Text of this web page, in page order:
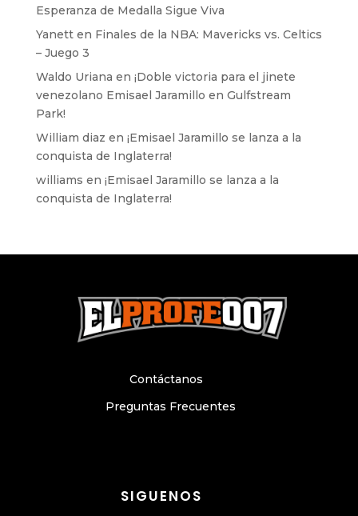
Esperanza de Medalla Sigue Viva
Yanetten Finales de la NBA: Mavericks vs. Celtics
– Juego 3
Waldo Uriana en ¡Doble victoria para el jinete
venezolano Emisael Jaramillo en Gulfstream
Park!
William diaz en ¡Emisael Jaramillo se lanza a la
conquista de Inglaterra!
williams en ¡Emisael Jaramillo se lanza a la
conquista de Inglaterra!
SIGUENOS
Preguntas Frecuentes
Contáctanos